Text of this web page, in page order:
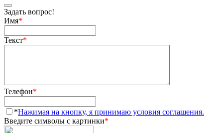
Задать вопрос!
Имя*
Текст*
Телефон*
*Нажимая на кнопку, я принимаю условия соглашения.
Введите символы с картинки*